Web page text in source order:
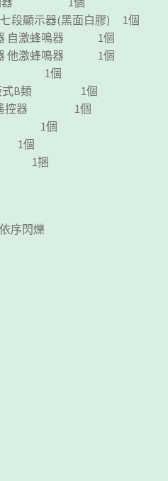
七段顯示器(黑面白膠) 1個
器 自激蜂鳴器 1個
器 他激蜂鳴器 1個
1個
板式B類 1個
線遙控器 1個
達 1個
個
1捆
序閃爍